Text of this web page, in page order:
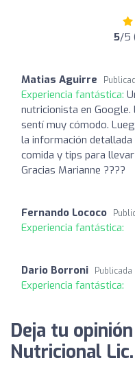
5/5
Matias Aguirre
Experiencia fantástica:
nutricionista en
sentí muy cómodo.
la información
comida y tips para
Gracias Marianne ????
Fernando Lococo
Experiencia fantástica:
Dario Borroni Publicada
Experiencia fantástica:
Deja tu
Nutricional